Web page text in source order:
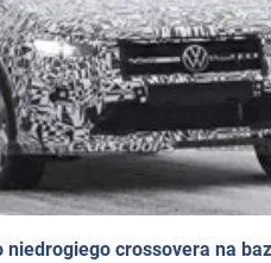
crossovera na